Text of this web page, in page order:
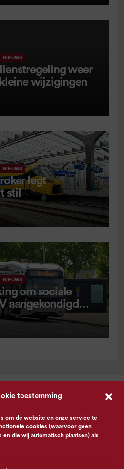
toestemming
om de website en onze service te
cookies (waarvoor geen
die wij automatisch plaatsen) als
NIEUWS
weer
wijzigingen
NIEUWS
legt
stil
NIEUWS
om sociale
aangekondigd